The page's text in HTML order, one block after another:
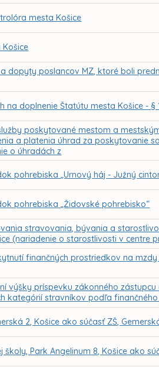
mesta Košice
dopyty poslancov MZ, ktoré boli
doplnenie Štatútu mesta Košice - §
poskytované mestom a
a platenia úhrad za poskytovanie
o úhradách z
pohrebiska „Urnový háj - Južný
pohrebiska „Židovské pohrebisko“
stravovania, bývania a
(nariadenie o starostlivosti v centre
finančných prostriedkov na
výšky príspevku zákonného
stravníkov podľa finančného
2, Košice ako súčasť ZŠ,
Park Angelinum 8, Košice ako